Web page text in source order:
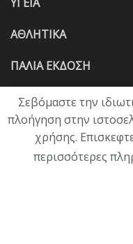
ΥΓΕΙΑ
ΑΘΛΗΤΙΚΑ
ΠΑΛΙΑ ΕΚΔΟΣΗ
Σεβόμαστε την
πλοήγηση στην
χρήσης.
περισσότερες